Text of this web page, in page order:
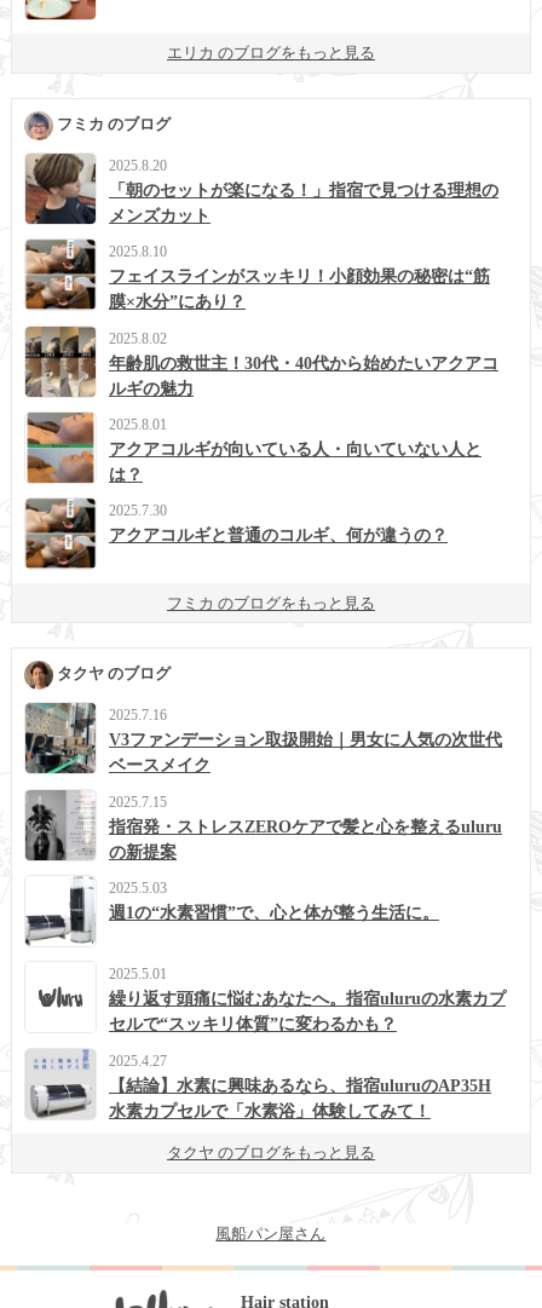
エリカ のブログをもっと見る
フミカ のブログ
2025.8.20
「朝のセットが楽になる！」指宿で見つける理想の
メンズカット
2025.8.10
フェイスラインがスッキリ！小顔効果の秘密は“筋
膜×水分”にあり？
2025.8.02
年齢肌の救世主！30代・40代から始めたいアクアコ
ルギの魅力
2025.8.01
アクアコルギが向いている人・向いていない人と
は？
2025.7.30
アクアコルギと普通のコルギ、何が違うの？
フミカ のブログをもっと見る
タクヤ のブログ
2025.7.16
V3ファンデーション取扱開始｜男女に人気の次世代
ベースメイク
2025.7.15
指宿発・ストレスZEROケアで髪と心を整えるuluru
の新提案
2025.5.03
週1の“水素習慣”で、心と体が整う生活に。
2025.5.01
繰り返す頭痛に悩むあなたへ。指宿uluruの水素カプ
セルで“スッキリ体質”に変わるかも？
2025.4.27
【結論】水素に興味あるなら、指宿uluruのAP35H
水素カプセルで「水素浴」体験してみて！
タクヤ のブログをもっと見る
風船パン屋さん
Hair station